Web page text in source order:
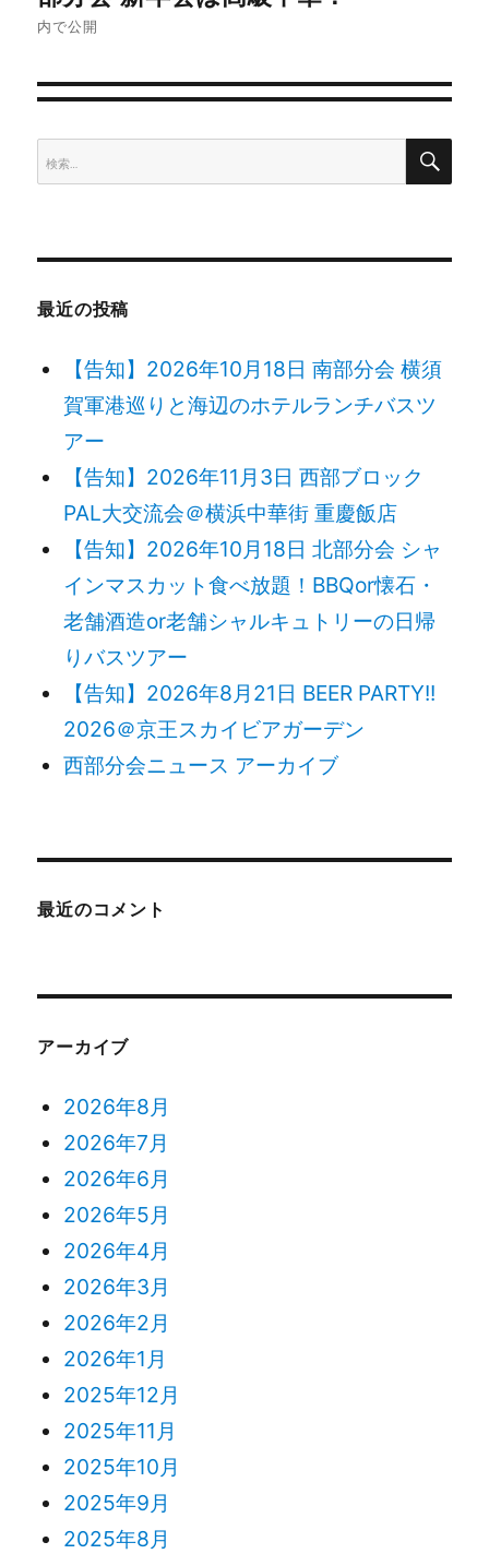
ナ
ビ
ゲ
シ
ョ
ン
内で公開
検
索:
検
最近の投稿
【告知】2026年10月18日 南部分会 横須
賀軍港巡りと海辺のホテルランチバスツ
アー
【告知】2026年11月3日 西部ブロック
PAL大交流会＠横浜中華街 重慶飯店
【告知】2026年10月18日 北部分会 シャ
インマスカット食べ放題！BBQor懐石・
老舗酒造or老舗シャルキュトリーの日帰
りバスツアー
【告知】2026年8月21日 BEER PARTY!!
2026＠京王スカイビアガーデン
西部分会ニュース アーカイブ
最近のコメント
アーカイブ
2026年8月
2026年7月
2026年6月
2026年5月
2026年4月
2026年3月
2026年2月
2026年1月
2025年12月
2025年11月
2025年10月
2025年9月
2025年8月